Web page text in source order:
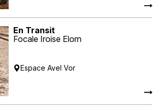
En Transit
Focale Iroise Elorn
Espace Avel Vor